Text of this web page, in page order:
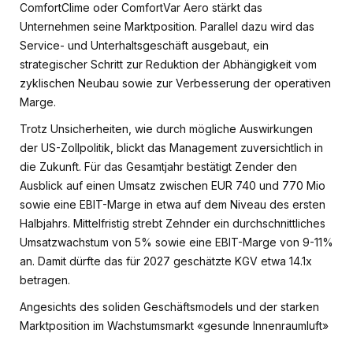
ComfortClime oder ComfortVar Aero stärkt das
Unternehmen seine Marktposition. Parallel dazu wird das
Service- und Unterhaltsgeschäft ausgebaut, ein
strategischer Schritt zur Reduktion der Abhängigkeit vom
zyklischen Neubau sowie zur Verbesserung der operativen
Marge.
Trotz Unsicherheiten, wie durch mögliche Auswirkungen
der US-Zollpolitik, blickt das Management zuversichtlich in
die Zukunft. Für das Gesamtjahr bestätigt Zender den
Ausblick auf einen Umsatz zwischen EUR 740 und 770 Mio
sowie eine EBIT-Marge in etwa auf dem Niveau des ersten
Halbjahrs. Mittelfristig strebt Zehnder ein durchschnittliches
Umsatzwachstum von 5% sowie eine EBIT-Marge von 9-11%
an. Damit dürfte das für 2027 geschätzte KGV etwa 14.1x
betragen.
Angesichts des soliden Geschäftsmodels und der starken
Marktposition im Wachstumsmarkt «gesunde Innenraumluft»